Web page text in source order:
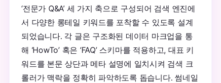
‘전문가 Q&A’ 세 가지 축으로 구성되어 검색 엔진에
서 다양한 롱테일 키워드를 포착할 수 있도록 설계
되었습니다. 각 글은 구조화된 데이터 마크업을 통
해 ‘HowTo’ 혹은 ‘FAQ’ 스키마를 적용하고, 대표 키
워드를 본문 상단과 메타 설명에 일치시켜 검색 크
롤러가 맥락을 정확히 파악하도록 돕습니다. 썸네일